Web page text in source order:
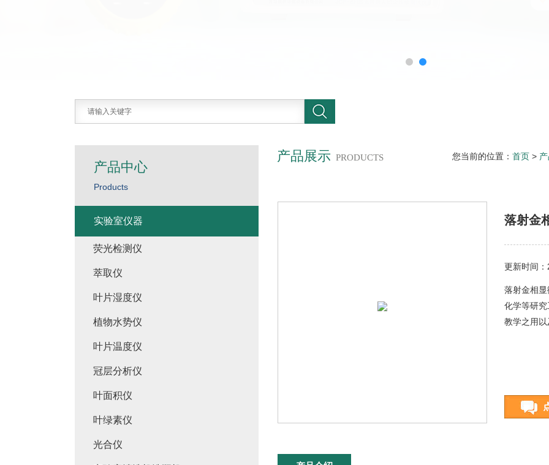
产品展示 PRODUCTS 您当前的位置： 首页 >
落射金
更新时间
落射金相
化学等研
教学之用
产品中心
Products
实验室仪器
荧光检测仪
萃取仪
叶片湿度仪
植物水势仪
叶片温度仪
冠层分析仪
叶面积仪
叶绿素仪
光合仪